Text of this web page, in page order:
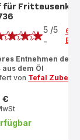
für
5 /5
-
6
Entnehmen der
dem Öl
von Tefal
€